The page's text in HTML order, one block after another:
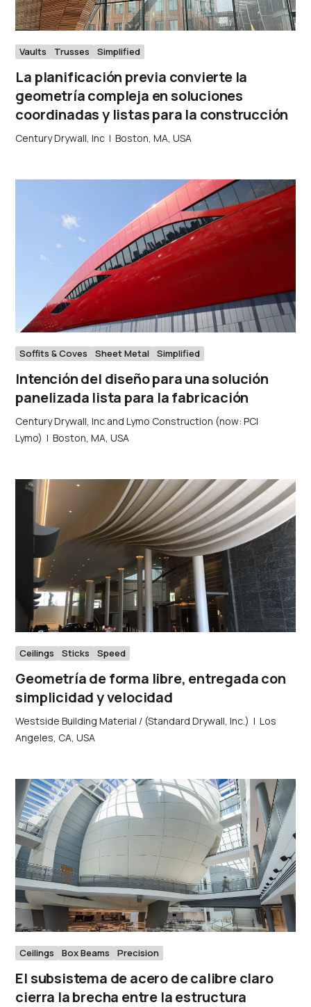
Vaults Trusses Simplified
La planificación previa convierte la
geometría compleja en soluciones
coordinadas y listas para la construcción
Century Drywall, Inc |Boston, MA, USA
Soffits & Coves Sheet Metal Simplified
Intención del diseño para una solución
panelizada lista para la fabricación
Century Drywall, Inc and Lymo Construction (now: PCI
Lymo) |Boston, MA, USA
Ceilings Sticks Speed
Geometría de forma libre, entregada con
simplicidad y velocidad
Westside Building Material / (Standard Drywall, Inc.) |Los
Angeles, CA, USA
Ceilings Box Beams Precision
El subsistema de acero de calibre claro
cierra la brecha entre la estructura